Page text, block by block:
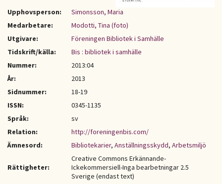
Upphovsperson:
Simonsson, Maria
Medarbetare:
Modotti, Tina (foto)
Utgivare:
Föreningen Bibliotek i Samhälle
Tidskrift/källa:
Bis : bibliotek i samhälle
Nummer:
2013:04
År:
2013
Sidnummer:
18-19
ISSN:
0345-1135
Språk:
sv
Relation:
http://foreningenbis.com/
Ämnesord:
Bibliotekarier, Anställningsskydd, Arbetsmiljö
Rättigheter:
Creative Commons Erkännande-
Ickekommersiell-Inga bearbetningar 2.5
Sverige (endast text)